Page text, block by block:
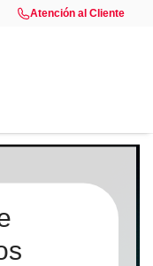
Atención al Cliente